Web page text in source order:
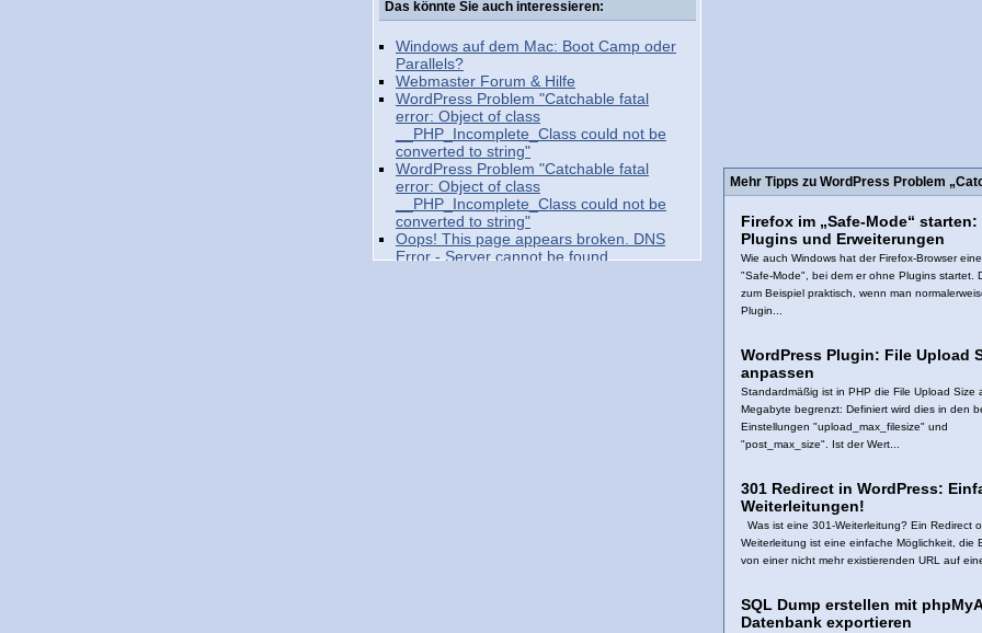
Das könnte Sie auch interessieren:
Windows auf dem Mac: Boot Camp oder
Parallels?
Webmaster Forum & Hilfe
WordPress Problem "Catchable fatal
error: Object of class
__PHP_Incomplete_Class could not be
converted to string"
WordPress Problem "Catchable fatal
error: Object of class
__PHP_Incomplete_Class could not be
converted to string"
Oops! This page appears broken. DNS
Error - Server cannot be found.
Mehr Tipps zu WordPress Problem
Firefox im „Safe-Mode“ starten:
Plugins und Erweiterungen
Wie auch Windows hat der Firefox-Browser
"Safe-Mode", bei dem er ohne Plugins startet.
zum Beispiel praktisch, wenn man
Plugin...
WordPress Plugin: File Upload
anpassen
Standardmäßig ist in PHP die File Upload Size
Megabyte begrenzt: Definiert wird dies in den
Einstellungen "upload_max_filesize" und
"post_max_size". Ist der Wert...
301 Redirect in WordPress:
Weiterleitungen!
Was ist eine 301-Weiterleitung? Ein Redirect
Weiterleitung ist eine einfache Möglichkeit, die
von einer nicht mehr existierenden URL auf
SQL Dump erstellen mit
Datenbank exportieren